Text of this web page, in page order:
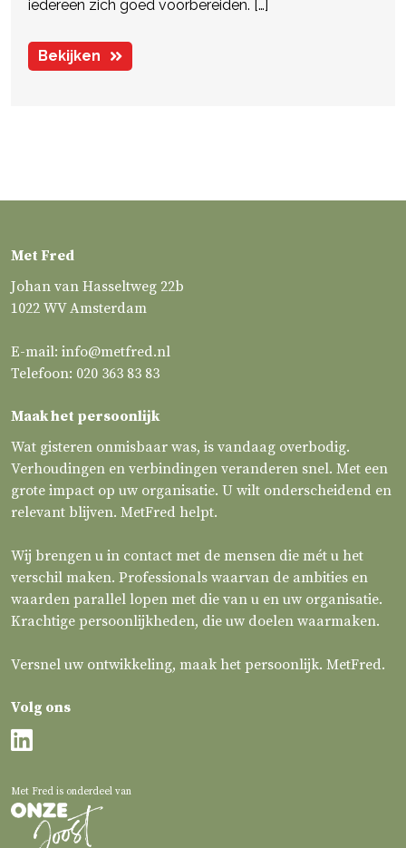
iedereen zich goed voorbereiden. […]
Bekijken
Met Fred
Johan van Hasseltweg 22b
1022 WV Amsterdam
E-mail: info@metfred.nl
Telefoon: 020 363 83 83
Maak het persoonlijk
Wat gisteren onmisbaar was, is vandaag overbodig.
Verhoudingen en verbindingen veranderen snel. Met een
grote impact op uw organisatie. U wilt onderscheidend en
relevant blijven. MetFred helpt.
Wij brengen u in contact met de mensen die mét u het
verschil maken. Professionals waarvan de ambities en
waarden parallel lopen met die van u en uw organisatie.
Krachtige persoonlijkheden, die uw doelen waarmaken.
Versnel uw ontwikkeling, maak het persoonlijk. MetFred.
Volg ons
Met Fred is onderdeel van